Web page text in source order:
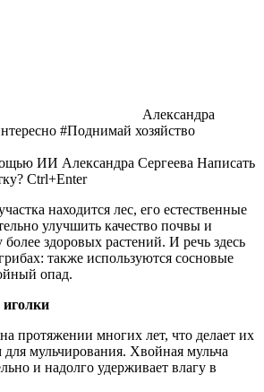
Александра
#Поднимай хозяйство
ИИ Александра Сергеева Написать
Ctrl+Enter
находится лес, его естественные
улучшить качество почвы и
более здоровых растений. И речь здесь
также используются сосновые
опад.
протяжении многих лет, что делает их
мульчирования. Хвойная мульча
и надолго удерживает влагу в